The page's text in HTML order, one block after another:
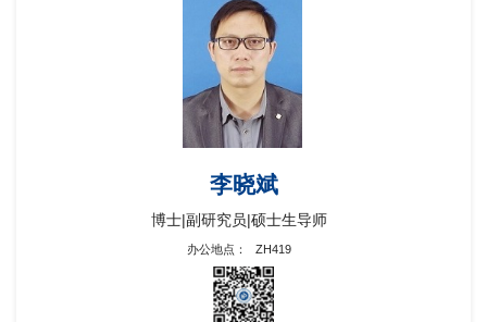
李晓斌
博士|副研究员|硕士生导师
办公地点： ZH419